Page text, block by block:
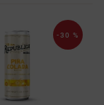
-30 %